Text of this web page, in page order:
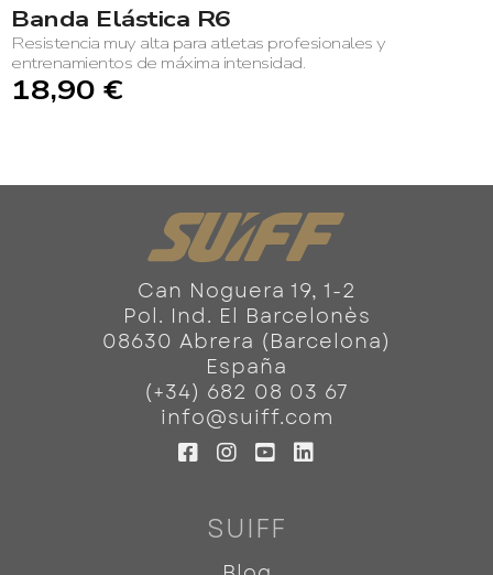
Banda Elástica R6
Resistencia muy alta para atletas profesionales y
entrenamientos de máxima intensidad.
18,90 €
Can Noguera 19, 1-2
Pol. Ind. El Barcelonès
08630 Abrera (Barcelona)
España
(+34) 682 08 03 67
info@suiff.com
SUIFF